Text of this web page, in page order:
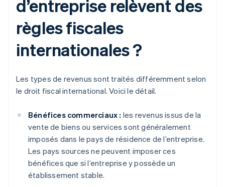
d’entreprise relèvent des
règles fiscales
internationales ?
Les types de revenus sont traités différemment selon
le droit fiscal international. Voici le détail.
Bénéfices commerciaux : les revenus issus de la
vente de biens ou services sont généralement
imposés dans le pays de résidence de l’entreprise.
Les pays sources ne peuvent imposer ces
bénéfices que si l’entreprise y possède un
établissement stable.